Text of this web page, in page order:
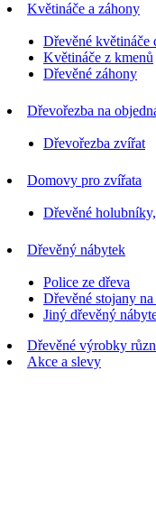
Květináče a záhony
Dřevěné květináče
Květináče z kmenů
Dřevěné záhony
Dřevořezba na
Dřevořezba zvířat
Domovy pro zvířata
Dřevěné
Dřevěný nábytek
Police ze dřeva
Dřevěné stojany
Jiný dřevěný
Dřevěné výrobky
Akce a slevy